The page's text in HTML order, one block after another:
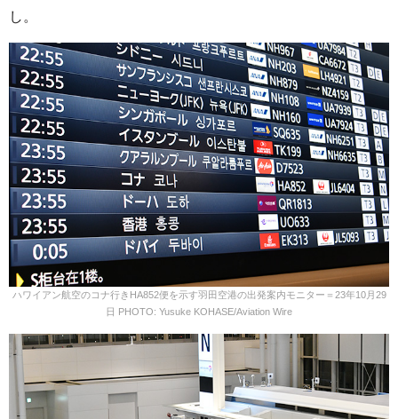
し。
ハワイアン航空のコナ行きHA852便を示す羽田空港の出発案内モニター＝23年10月29
日 PHOTO: Yusuke KOHASE/Aviation Wire